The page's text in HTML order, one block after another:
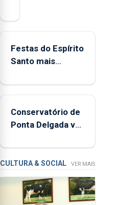
mais
ocorrências
e
inspeções
relacionadas
a
apanha
ilegal
lapas
Festas do Espírito
Santo mais
Conservatório de
Ponta Delgada vai
instrumentos
CULTURA & SOCIAL VER MAIS